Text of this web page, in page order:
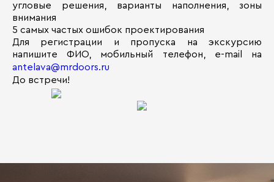
угловые решения, варианты наполнения, зоны
внимания
5 самых частых ошибок проектирования
Для регистрации и пропуска на экскурсию
напишите ФИО, мобильный телефон, e-mail на
antelava@mrdoors.ru
До встречи!